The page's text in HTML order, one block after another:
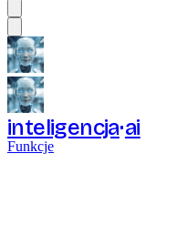
inteligencja ai
Funkcje